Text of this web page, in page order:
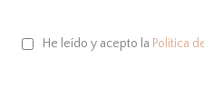
He leído y acepto la Política